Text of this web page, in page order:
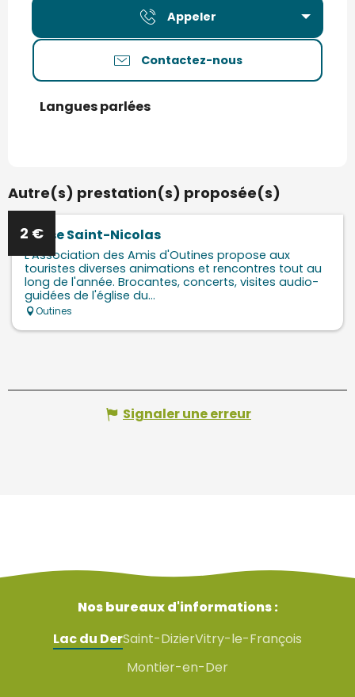
Appeler
Contactez-nous
Langues parlées
Langues parlées
Autre(s) prestation(s) proposée(s)
2 €
Eglise Saint-Nicolas
L'Association des Amis d'Outines propose aux
touristes diverses animations et rencontres tout au
long de l'année. Brocantes, concerts, visites audio-
guidées de l'église du...
Outines
Signaler une erreur
Nos bureaux d'informations :
Lac du DerSaint-DizierVitry-le-François
Montier-en-Der